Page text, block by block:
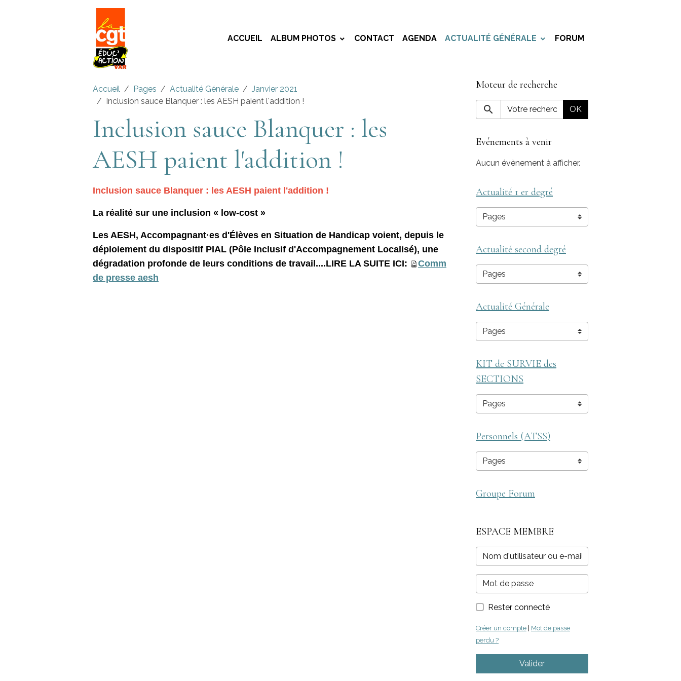
ACCUEIL ALBUM PHOTOS CONTACT AGENDA ACTUALITÉ GÉNÉRALE FORUM
Accueil Pages Actualité Générale
Janvier 2021
Inclusion sauce Blanquer : les AESH paient l'addition !
Inclusion sauce Blanquer : les
AESH paient l'addition !
Inclusion sauce Blanquer : les AESH paient l'addition !
La réalité sur une inclusion « low-cost »
Les AESH, Accompagnant·es d'Élèves en Situation de Handicap voient, depuis le
déploiement du dispositif PIAL (Pôle Inclusif d'Accompagnement Localisé), une
dégradation profonde de leurs conditions de travail....LIRE LA SUITE ICI:
Comm
de presse aesh
Moteur de recherche
OK
Evénements à venir
Aucun évènement à afficher.
Actualité 1 er degré
Actualité second degré
Actualité Générale
KIT de SURVIE des
SECTIONS
Personnels (ATSS)
Groupe Forum
ESPACE MEMBRE
Rester connecté
Créer un compte
Mot de passe
perdu ?
Valider